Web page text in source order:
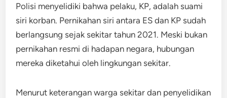
Polisi menyelidiki bahwa pelaku, KP, adalah suami
siri korban. Pernikahan siri antara ES dan KP sudah
berlangsung sejak sekitar tahun 2021. Meski bukan
pernikahan resmi di hadapan negara, hubungan
mereka diketahui oleh lingkungan sekitar.
Menurut keterangan warga sekitar dan penyelidikan